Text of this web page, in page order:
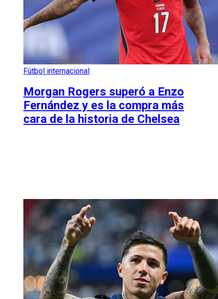
Fútbol internacional
Morgan Rogers superó a Enzo
Fernández y es la compra más
cara de la historia de Chelsea